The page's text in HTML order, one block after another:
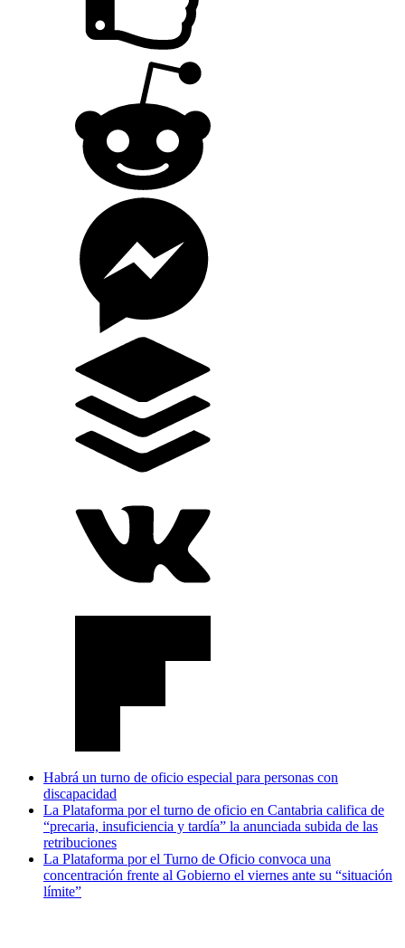
Habrá un turno de oficio especial para personas con
discapacidad
La Plataforma por el turno de oficio en Cantabria califica de
“precaria, insuficiencia y tardía” la anunciada subida de las
retribuciones
La Plataforma por el Turno de Oficio convoca una
concentración frente al Gobierno el viernes ante su “situación
límite”